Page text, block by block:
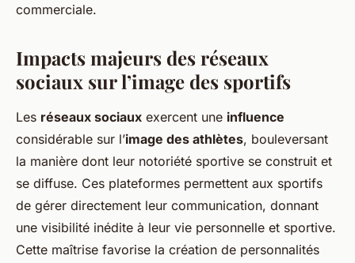
commerciale.
Impacts majeurs des réseaux
sociaux sur l’image des sportifs
Les réseaux sociaux exercent une influence
considérable sur l’image des athlètes, bouleversant
la manière dont leur notoriété sportive se construit et
se diffuse. Ces plateformes permettent aux sportifs
de gérer directement leur communication, donnant
une visibilité inédite à leur vie personnelle et sportive.
Cette maîtrise favorise la création de personnalités